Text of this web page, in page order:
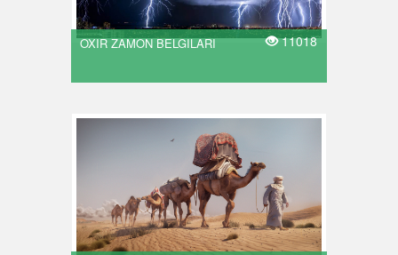
OXIR ZAMON BELGILARI 11018